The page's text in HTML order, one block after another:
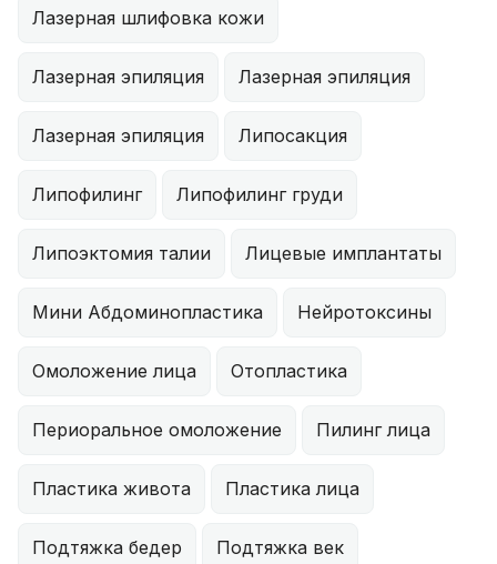
Лазерная шлифовка кожи
Лазерная эпиляция Лазерная эпиляция
Лазерная эпиляция Липосакция
Липофилинг Липофилинг груди
Липоэктомия талии Лицевые имплантаты
Мини Абдоминопластика Нейротоксины
Омоложение лица Отопластика
Периоральное омоложение Пилинг лица
Пластика живота Пластика лица
Подтяжка бедер Подтяжка век